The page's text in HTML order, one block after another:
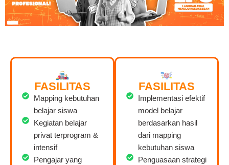
FASILITAS
Mapping kebutuhan
belajar siswa
Kegiatan belajar
privat terprogram &
intensif
Pengajar yang
FASILITAS
Implementasi efektif
model belajar
berdasarkan hasil
dari mapping
kebutuhan siswa
Penguasaan strategi